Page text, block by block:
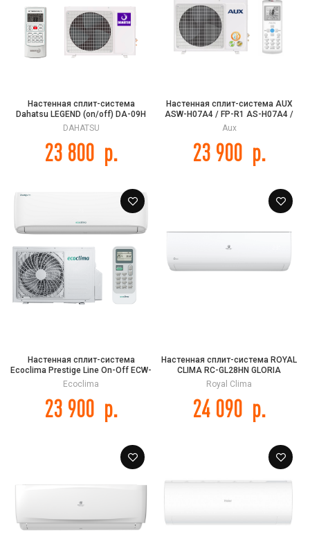
Настенная сплит-система
Dahatsu LEGEND (on/off) DA-09H
DAHATSU
23 800 р.
Настенная сплит-система AUX
ASW-H07A4 / FP-R1 AS-H07A4 /
FP-R1 PRIME ON/OFF
Aux
23 900 р.
Настенная сплит-система
Ecoclima Prestige Line On-Off ECW-
HE07/BB-4R2 / EC-HE07/B-4R2
Ecoclima
23 900 р.
Настенная сплит-система ROYAL
CLIMA RC-GL28HN GLORIA
Royal Clima
24 090 р.